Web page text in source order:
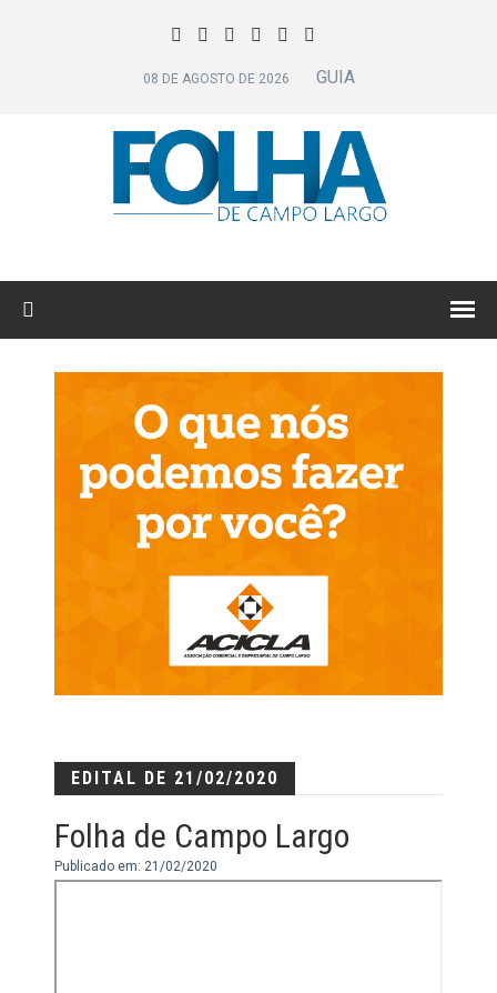
08 DE AGOSTO DE 2026 GUIA
EDITAL DE 21/02/2020
Folha de Campo Largo
Publicado em: 21/02/2020